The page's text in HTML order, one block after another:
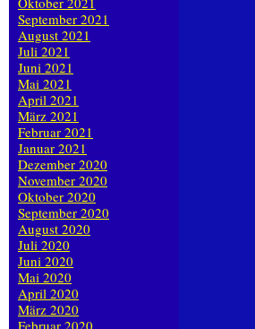
September 2021
August 2021
Juli 2021
Juni 2021
Mai 2021
April 2021
März 2021
Februar 2021
Januar 2021
Dezember 2020
November 2020
Oktober 2020
September 2020
August 2020
Juli 2020
Juni 2020
Mai 2020
April 2020
März 2020
Februar 2020